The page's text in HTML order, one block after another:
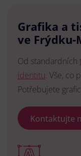
Grafika a
ve Frýdku-
Od standardních
identitu. Vše, co
Potřebujete
Kontaktujte